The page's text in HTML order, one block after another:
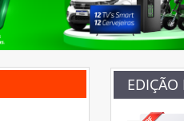
EDIÇÃO